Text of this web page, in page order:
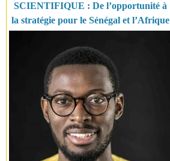
SCIENTIFIQUE : De l’opportunité à
la stratégie pour le Sénégal et l’Afrique